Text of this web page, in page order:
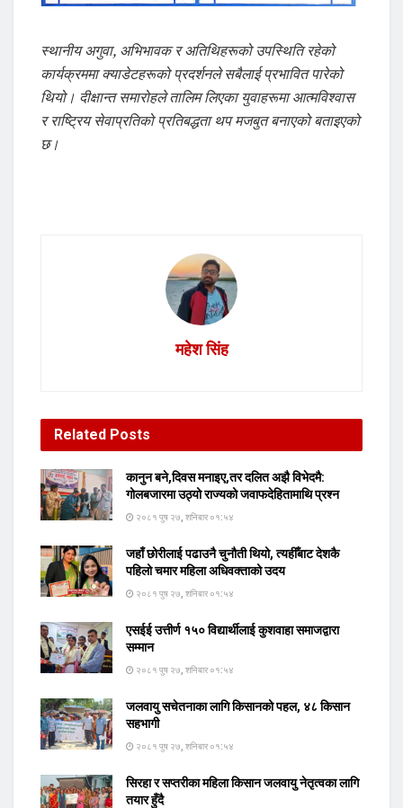
स्थानीय अगुवा, अभिभावक र अतिथिहरूको उपस्थिति रहेको
कार्यक्रममा क्याडेटहरूको प्रदर्शनले सबैलाई प्रभावित पारेको
थियो। दीक्षान्त समारोहले तालिम लिएका युवाहरूमा आत्मविश्वास
र राष्ट्रिय सेवाप्रतिको प्रतिबद्धता थप मजबुत बनाएको बताइएको
छ।
महेश सिंह
Related Posts
कानुन बने,दिवस मनाइए,तर दलित अझै विभेदमै:
गोलबजारमा उठ्यो राज्यको जवाफदेहितामाथि प्रश्न
२०८१ पुष २७, शनिबार ०१:५४
जहाँ छोरीलाई पढाउनै चुनौती थियो, त्यहीँबाट देशकै
पहिलो चमार महिला अधिवक्ताको उदय
२०८१ पुष २७, शनिबार ०१:५४
एसईई उत्तीर्ण १५० विद्यार्थीलाई कुशवाहा समाजद्वारा
सम्मान
२०८१ पुष २७, शनिबार ०१:५४
जलवायु सचेतनाका लागि किसानको पहल, ४८ किसान
सहभागी
२०८१ पुष २७, शनिबार ०१:५४
सिरहा र सप्तरीका महिला किसान जलवायु नेतृत्वका लागि
तयार हुँदै